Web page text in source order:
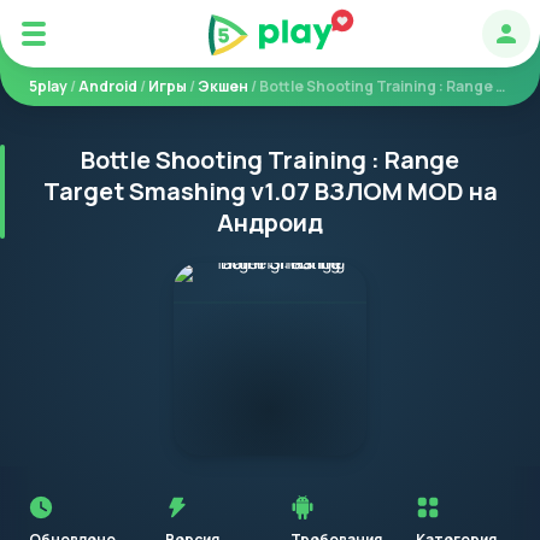
5play/Android /Игры /Экшен / Bottle Shooting Training : Range Target Smashing
Bottle Shooting Training : Range
Target Smashing v1.07 ВЗЛОМ MOD на
Андроид
установкой
приложения